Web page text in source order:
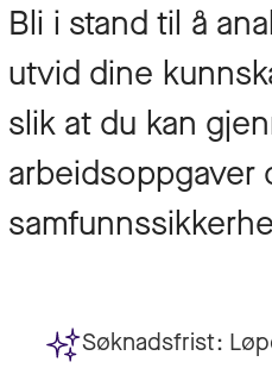
Bli i stand til å
utvid dine
slik at du kan
Søknadsfrist: